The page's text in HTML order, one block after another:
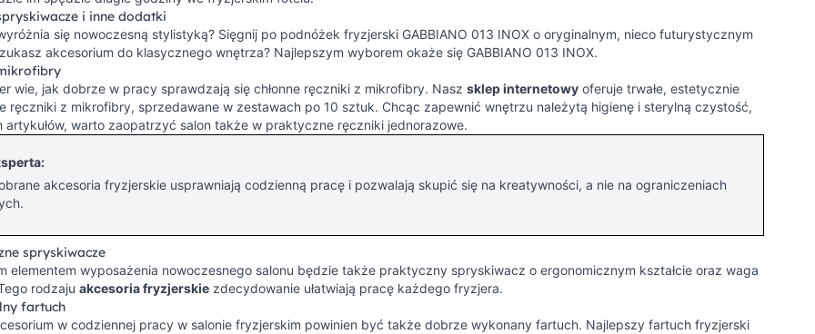
i inne dodatki
się nowoczesną stylistyką? Sięgnij po podnóżek fryzjerski GABBIANO 013 INOX o oryginalnym, nieco futurystycznym
akcesorium do klasycznego wnętrza? Najlepszym wyborem okaże się GABBIANO 013 INOX.
wie, jak dobrze w pracy sprawdzają się chłonne ręczniki z mikrofibry. Nasz sklep internetowy oferuje trwałe, estetycznie
ręczniki z mikrofibry, sprzedawane w zestawach po 10 sztuk. Chcąc zapewnić wnętrzu należytą higienę i sterylną czystość,
artykułów, warto zaopatrzyć salon także w praktyczne ręczniki jednorazowe.
akcesoria fryzjerskie usprawniają codzienną pracę i pozwalają skupić się na kreatywności, a nie na ograniczeniach
spryskiwacze
elementem wyposażenia nowoczesnego salonu będzie także praktyczny spryskiwacz o ergonomicznym kształcie oraz waga
rodzaju akcesoria fryzjerskie zdecydowanie ułatwiają pracę każdego fryzjera.
fartuch
w codziennej pracy w salonie fryzjerskim powinien być także dobrze wykonany fartuch. Najlepszy fartuch fryzjerski